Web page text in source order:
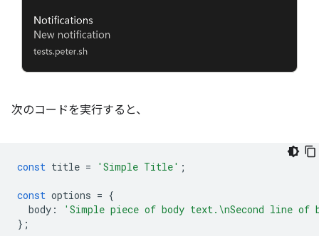
次のコードを実行すると、
const title = 'Simple Title' ;
const options = {
body :
'Simple piece of body text.\nSecond line
};